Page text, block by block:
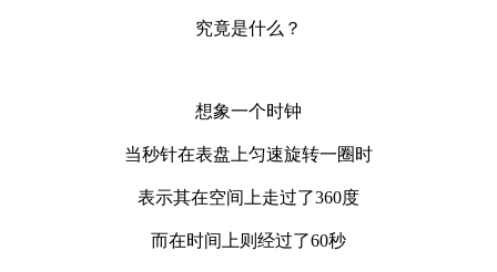
究竟是什么？
想象一个时钟
当秒针在表盘上匀速旋转一圈时
表示其在空间上走过了360度
而在时间上则经过了60秒